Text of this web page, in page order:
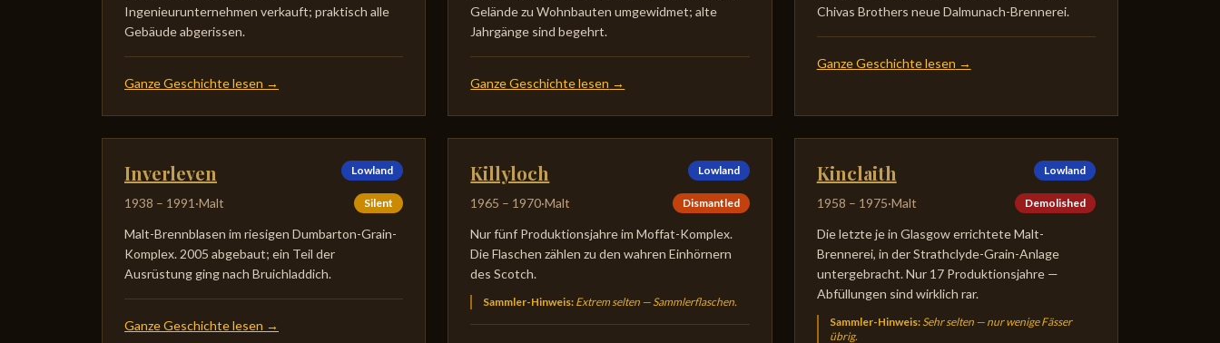
Ingenieurunternehmen verkauft; praktisch alle
Gebäude abgerissen.
Ganze Geschichte lesen →
Gelände zu Wohnbauten umgewidmet; alte
Jahrgänge sind begehrt.
Ganze Geschichte lesen →
Chivas Brothers neue Dalmunach-Brennerei.
Ganze Geschichte lesen →
Inverleven Lowland
1938 – 1991 ·Malt Silent
Malt-Brennblasen im riesigen Dumbarton-Grain-
Komplex. 2005 abgebaut; ein Teil der
Ausrüstung ging nach Bruichladdich.
Ganze Geschichte lesen →
Killyloch Lowland
1965 – 1970·Malt Dismantled
Nur fünf Produktionsjahre im Moffat-Komplex.
Die Flaschen zählen zu den wahren Einhörnern
des Scotch.
Sammler-Hinweis: Extrem selten — Sammlerflaschen.
Kinclaith Lowland
1958 – 1975·Malt Demolished
Die letzte je in Glasgow errichtete Malt-
Brennerei, in der Strathclyde-Grain-Anlage
untergebracht. Nur 17 Produktionsjahre —
Abfüllungen sind wirklich rar.
Sammler-Hinweis: Sehr selten — nur wenige Fässer
übrig.